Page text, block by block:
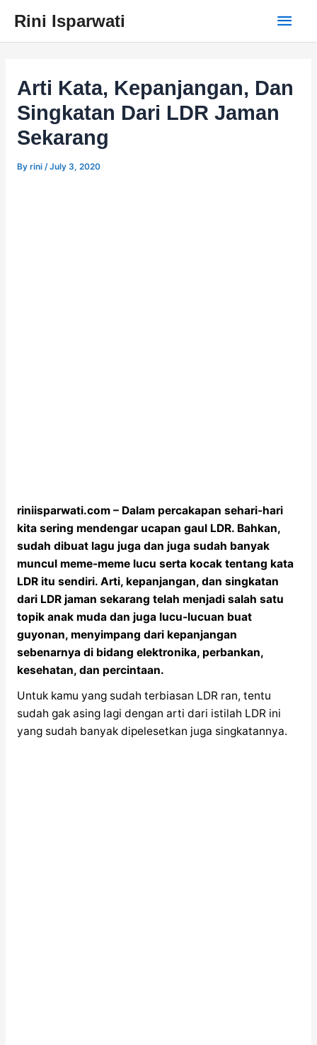
content
Rini Isparwati
Main
Arti Kata, Kepanjangan, Dan
Singkatan Dari LDR Jaman
Sekarang
By rini /July 3, 2020
riniisparwati.com – Dalam percakapan sehari-hari
kita sering mendengar ucapan gaul LDR. Bahkan,
sudah dibuat lagu juga dan juga sudah banyak
muncul meme-meme lucu serta kocak tentang kata
LDR itu sendiri. Arti, kepanjangan, dan singkatan
dari LDR jaman sekarang telah menjadi salah satu
topik anak muda dan juga lucu-lucuan buat
guyonan, menyimpang dari kepanjangan
sebenarnya di bidang elektronika, perbankan,
kesehatan, dan percintaan.
Untuk kamu yang sudah terbiasan LDR ran, tentu
sudah gak asing lagi dengan arti dari istilah LDR ini
yang sudah banyak dipelesetkan juga singkatannya.